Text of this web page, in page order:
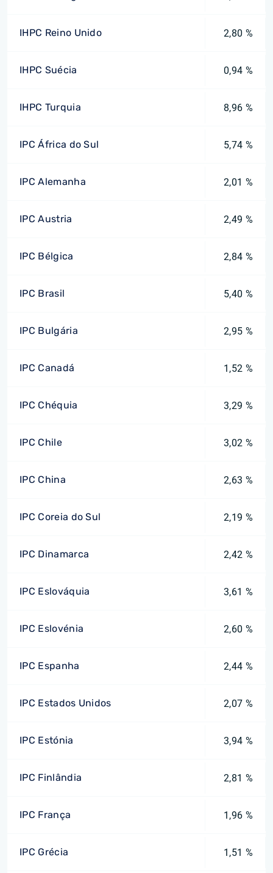
IHPC Reino Unido 2,80 %
IHPC Suécia 0,94 %
IHPC Turquia 8,96 %
IPC África do Sul 5,74 %
IPC Alemanha 2,01 %
IPC Austria 2,49 %
IPC Bélgica 2,84 %
IPC Brasil 5,40 %
IPC Bulgária 2,95 %
IPC Canadá 1,52 %
IPC Chéquia 3,29 %
IPC Chile 3,02 %
IPC China 2,63 %
IPC Coreia do Sul 2,19 %
IPC Dinamarca 2,42 %
IPC Eslováquia 3,61 %
IPC Eslovénia 2,60 %
IPC Espanha 2,44 %
IPC Estados Unidos 2,07 %
IPC Estónia 3,94 %
IPC Finlândia 2,81 %
IPC França 1,96 %
IPC Grécia 1,51 %